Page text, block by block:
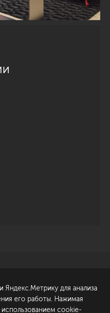
Обсудить проект
для анализа
его работы. Нажимая
использованием cookie-